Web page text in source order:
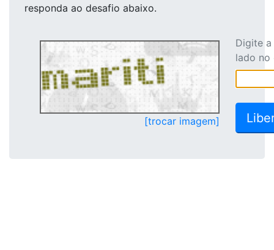
responda ao desafio abaixo.
[trocar imagem]
Digite
lado no